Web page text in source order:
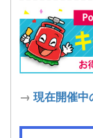
→ 現在開催中